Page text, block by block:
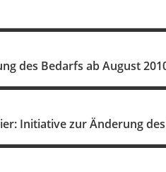
des Bedarfs ab August
Initiative zur Änderung